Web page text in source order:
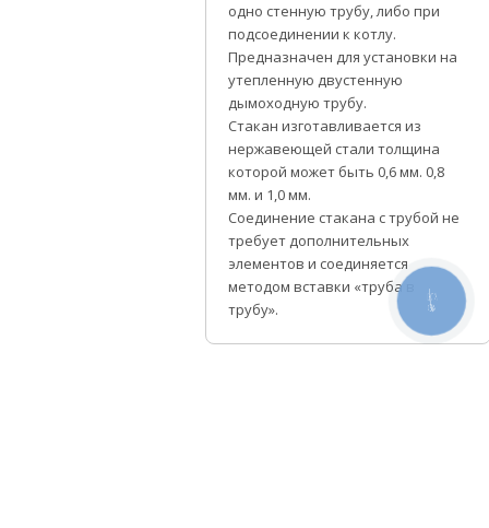
одно стенную трубу, либо при
подсоединении к котлу.
Предназначен для установки на
утепленную двустенную
дымоходную трубу.
Стакан изготавливается из
нержавеющей стали толщина
которой может быть 0,6 мм. 0,8
мм. и 1,0 мм.
Соединение стакана с трубой не
требует дополнительных
элементов и соединяется
методом вставки «труба в
трубу».
КНОПКА
СВЯЗИ